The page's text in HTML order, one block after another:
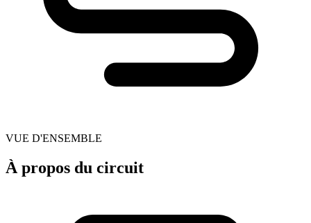
VUE D'ENSEMBLE
À propos du circuit